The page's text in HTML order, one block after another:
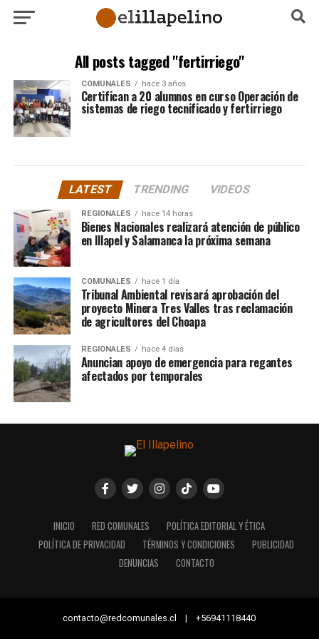
All posts tagged "fertirriego"
COMUNALES hace 3 años
Certifican a 20 alumnos en curso Operación de
sistemas de riego tecnificado y fertirriego
LATEST TRENDING VIDEOS
REGIONALES hace 14 horas
Bienes Nacionales realizará atención de público
en Illapel y Salamanca la próxima semana
COMUNALES hace 1 día
Tribunal Ambiental revisará aprobación del
proyecto Minera Tres Valles tras reclamación
de agricultores del Choapa
REGIONALES hace 4 días
Anuncian apoyo de emergencia para regantes
afectados por temporales
INICIO RED COMUNALES
POLÍTICA EDITORIAL Y ÉTICA
POLÍTICA DE PRIVACIDAD
TÉRMINOS Y CONDICIONES
PUBLICIDAD
DENUNCIAS
CONTACTO
contacto@redcomunales.cl | +56941118440